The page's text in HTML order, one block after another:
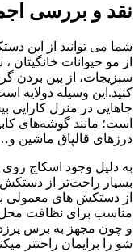
نقد و بررسی
شما می توانید از این
از مو حیوانات
سبزیجات، از بین بردن
کنید.این وسیله
جاهایی در منزل
است؛ مانند گوشه‌های
درزهای قالپاق ماشین
به دلیل وجود اسکاچ
بسیار راحت‌تر از
از دستکش های معمولی
مناسب برای نظافت
و چون مجهز به برس
شو را برایمان راحتتر